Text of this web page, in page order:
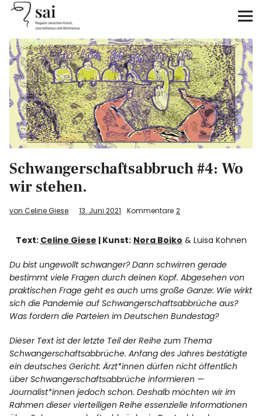
sai
Unterstützen
Klimagerechtigkeit
Antirassismus
Feminismen
Kunst&Literatur
Generation XYZ
Über uns
FacebookInstagram
Info
Schwangerschaftsabbruch #4: Wo
wir stehen.
von Celine Giese 13. Juni 2021 Kommentare 2
Text: Celine Giese | Kunst: Nora Boiko & Luisa Kohnen
Du bist ungewollt schwanger? Dann schwirren gerade
bestimmt viele Fragen durch deinen Kopf. Abgesehen von
praktischen Frage geht es auch ums große Ganze: Wie wirkt
sich die Pandemie auf Schwangerschaftsabbrüche aus?
Was fordern die Parteien im Deutschen Bundestag?
Dieser Text ist der letzte Teil der Reihe zum Thema
Schwangerschaftsabbrüche. Anfang des Jahres bestätigte
ein deutsches Gericht: Ärzt*innen dürfen nicht öffentlich
über Schwangerschaftsabbrüche informieren —
Journalist*innen jedoch schon. Deshalb möchten wir im
Rahmen dieser vierteiligen Reihe essenzielle Informationen